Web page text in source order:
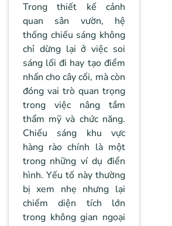
Trong thiết kế cảnh
quan sân vườn, hệ
thống chiếu sáng không
chỉ dừng lại ở việc soi
sáng lối đi hay tạo điểm
nhấn cho cây cối, mà còn
đóng vai trò quan trọng
trong việc nâng tầm
thẩm mỹ và chức năng.
Chiếu sáng khu vực
hàng rào chính là một
trong những ví dụ điển
hình. Yếu tố này thường
bị xem nhẹ nhưng lại
chiếm diện tích lớn
trong không gian ngoại